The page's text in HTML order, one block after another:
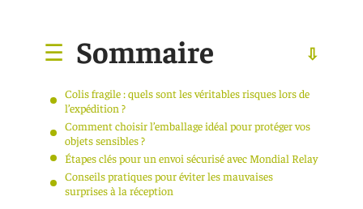
Sommaire
Colis fragile : quels sont les véritables risques lors de
l’expédition ?
Comment choisir l’emballage idéal pour protéger vos
objets sensibles ?
Étapes clés pour un envoi sécurisé avec Mondial Relay
Conseils pratiques pour éviter les mauvaises
surprises à la réception